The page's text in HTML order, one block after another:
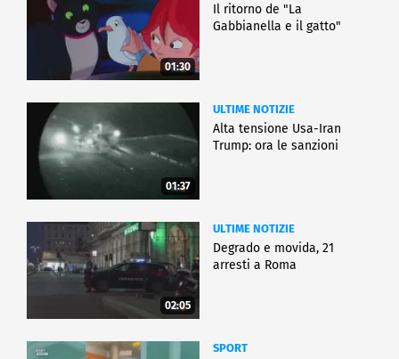
01:30
Il ritorno de "La
Gabbianella e il gatto"
01:37
ULTIME NOTIZIE
Alta tensione Usa-Iran
Trump: ora le sanzioni
02:05
ULTIME NOTIZIE
Degrado e movida, 21
arresti a Roma
SPORT